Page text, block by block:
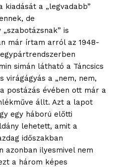
a „legvadabb”
de
is
már írtam arról az 1948-
simán látható a Táncsics
virágágyás a „nem, nem,
postázás évében ott már a
állt. Azt a lapot
egy háború előtti
lehetett, amit a
időszakban
azonban ilyesmivel nem
a három képes